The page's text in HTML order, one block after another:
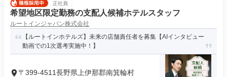
正社員
希望地区限定勤務の支配人候補ホテルスタッフ
ルートインジャパン株式会社
【ルートインホテルズ】未来の店舗責任者を募集【AIインタビュー
動画での1次選考実施中！】
〒399-4511長野県上伊那郡南箕輪村